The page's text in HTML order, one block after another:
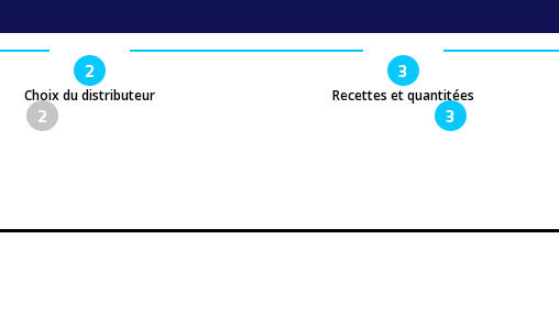
2
Choix du distributeur
3
Recettes et quantitées
2 3